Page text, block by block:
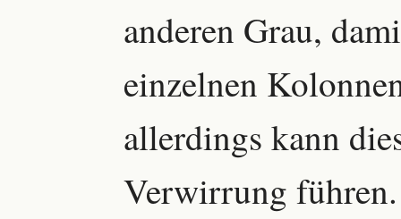
anderen Grau,
einzelnen
allerdings kann
Verwirrung führen.